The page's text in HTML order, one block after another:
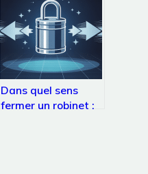
Dans quel sens
fermer un robinet :